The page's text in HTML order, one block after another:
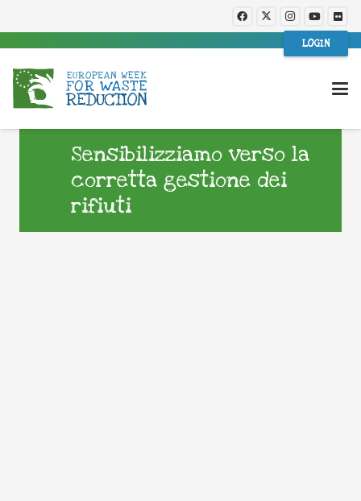
LOGIN
Sensibilizziamo verso la
corretta gestione dei
rifiuti